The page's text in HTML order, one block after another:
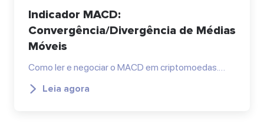
Indicador MACD:
Convergência/Divergência de Médias
Móveis
Como ler e negociar o MACD em criptomoedas.…
Leia agora